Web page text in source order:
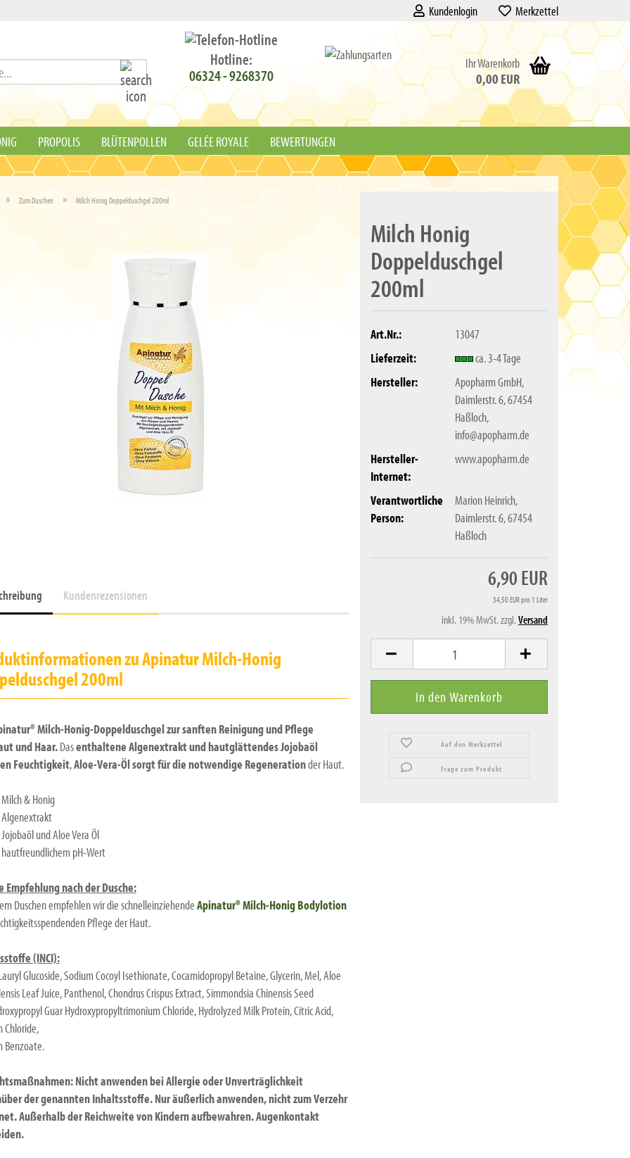
Kundenlogin Merkzettel
Hotline:
06324 - 9268370‬
Ihr Warenkorb
0,00 EUR
PROPOLIS BLÜTENPOLLEN GELÉE ROYALE BEWERTUNGEN
» Zum Duschen » Milch Honig Doppelduschgel 200ml
Milch Honig
Doppelduschgel
200ml
Art.Nr.:
13047
Lieferzeit:
ca. 3-4 Tage
Hersteller:
Apopharm GmbH,
Daimlerstr. 6, 67454
Haßloch,
info@apopharm.de
Hersteller-
Internet:
www.apopharm.de
Verantwortliche
Person:
Marion Heinrich,
Daimlerstr. 6, 67454
Haßloch
6,90 EUR
34,50 EUR pro 1 Liter
inkl. 19% MwSt. zzgl.Versand
Auf den Merkzettel
Frage zum Produkt
Kundenrezensionen
zu Apinatur Milch-Honig
200ml
Milch-Honig-Doppelduschgel zur sanften Reinigung und Pflege
und Haar.Dasenthaltene Algenextrakt und hautglättendes Jojobaöl
Feuchtigkeit,Aloe-Vera-Öl sorgt für die notwendige Regenerationder Haut.
& Honig
und Aloe Vera Öl
pH-Wert
Empfehlung nach der Dusche:
Duschen empfehlen wir die schnelleinziehendeApinatur® Milch-Honig Bodylotion
Pflege der Haut.
(INCI):
Glucoside, Sodium Cocoyl Isethionate, Cocamidopropyl Betaine, Glycerin, Mel, Aloe
Leaf Juice, Panthenol, Chondrus Crispus Extract, Simmondsia Chinensis Seed
Guar Hydroxypropyltrimonium Chloride, Hydrolyzed Milk Protein, Citric Acid,
Chloride,
Benzoate.
Nicht anwenden bei Allergie oder Unverträglichkeit
der genannten Inhaltsstoffe. Nur äußerlich anwenden, nicht zum Verzehr
Außerhalb der Reichweite von Kindern aufbewahren. Augenkontakt